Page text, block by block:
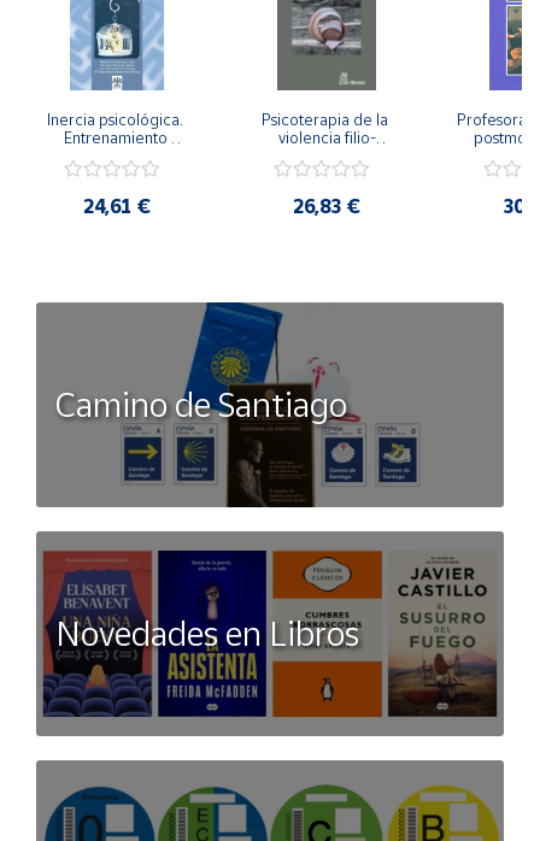
Inercia psicológica.
Entrenamiento
Igualdad de Género.
24,61 €
Psicoterapia de la
violencia filio-
secreto y la
26,83 €
Camino de Santiago
Novedades en Libros